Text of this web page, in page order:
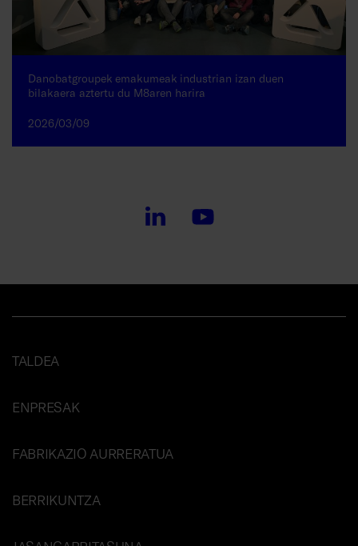
Danobatgroupek emakumeak industrian izan duen
bilakaera aztertu du M8aren harira
2026/03/09
TALDEA
ENPRESAK
FABRIKAZIO AURRERATUA
BERRIKUNTZA